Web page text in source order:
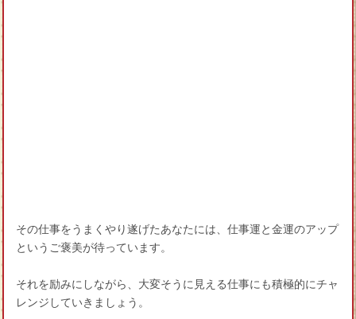
その仕事をうまくやり遂げたあなたには、仕事運と金運のアップ
というご褒美が待っています。
それを励みにしながら、大変そうに見える仕事にも積極的にチャ
レンジしていきましょう。